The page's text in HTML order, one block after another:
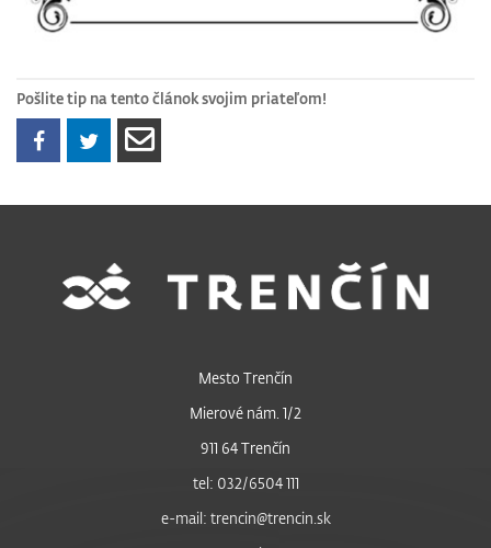
Pošlite tip na tento článok svojim priateľom!
Mesto Trenčín
Mierové nám. 1/2
911 64 Trenčín
tel: 032/6504 111
e-mail: trencin@trencin.sk